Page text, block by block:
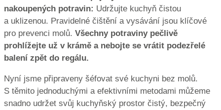
nakoupených potravin: Udržujte kuchyň čistou
a uklizenou. Pravidelné čištění a vysávání jsou klíčové
pro prevenci molů. Všechny potraviny pečlivě
prohlížejte už v krámě a nebojte se vrátit podezřelé
balení zpět do regálu.
Nyní jsme připraveny šéfovat své kuchyni bez molů.
S těmito jednoduchými a efektivními metodami můžeme
snadno udržet svůj kuchyňský prostor čistý, bezpečný